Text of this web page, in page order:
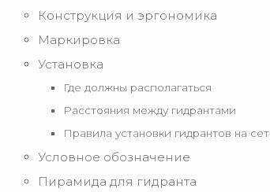
Конструкция и эргономика
Маркировка
Установка
Где должны располагаться
Расстояния между гидрантами
Правила установки гидрантов на
Условное обозначение
Пирамида для гидранта